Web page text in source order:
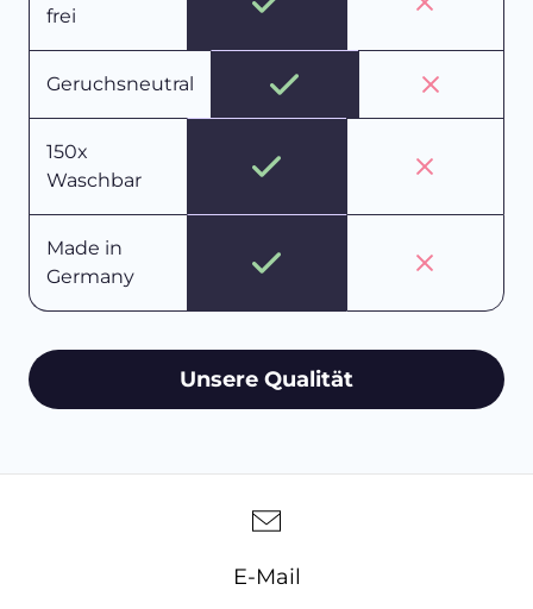
frei
Geruchsneutral
150x
Waschbar
Made in
Germany
Unsere Qualität
E-Mail